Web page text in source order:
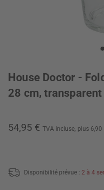
House Doctor -
28 cm, transparent
54,95 € TVA incluse, plus 6,90
Disponibilité prévue : 2 à 4